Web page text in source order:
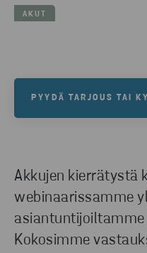
AKUT
Akkujen kierrätystä
webinaarissamme
Kokosimme
PYYDÄ TARJOUS TAI
OTA